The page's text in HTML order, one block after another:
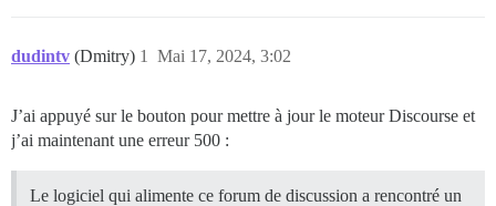
dudintv (Dmitry) Mai 17, 2024, 3:02
1
J’ai appuyé sur le bouton pour mettre à jour le moteur Discourse et
j’ai maintenant une erreur 500 :
Le logiciel qui alimente ce forum de discussion a rencontré un